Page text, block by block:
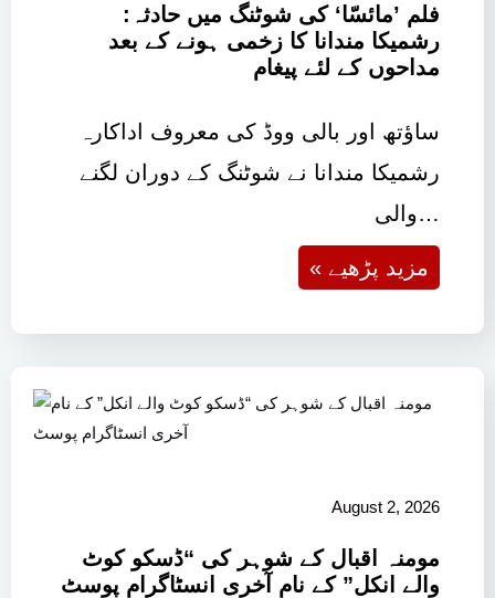
فلم ’مائسّا‘ کی شوٹنگ میں حادثہ:
رشمیکا مندانا کا زخمی ہونے کے بعد
مداحوں کے لئے پیغام
ساؤتھ اور بالی ووڈ کی معروف اداکارہ
رشمیکا مندانا نے شوٹنگ کے دوران لگنے
والی…
« مزید پڑھیے
August 2, 2026
مومنہ اقبال کے شوہر کی “ڈسکو کوٹ
والے انکل” کے نام آخری انسٹاگرام پوسٹ